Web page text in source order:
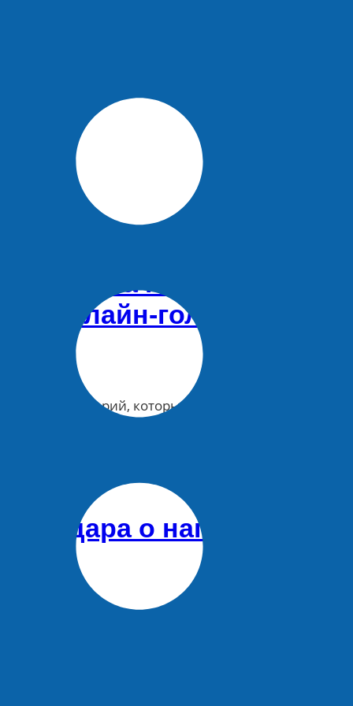
бывшего генерального директора АО «Порт
по нацпроекту
онлайн-голосования
территорий, которые будут благоустроены…
о нападении
рассказала NEWS.ru местная жительница.
русского парня мукой и начали закидывать